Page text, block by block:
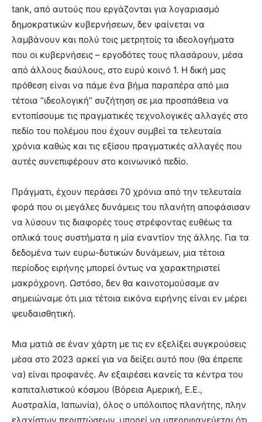
tank, από αυτούς που εργάζονται για λογαριασμό
δημοκρατικών κυβερνήσεων, δεν φαίνεται να
λαμβάνουν και πολύ τοις μετρητοίς τα ιδεολογήματα
που οι κυβερνήσεις – εργοδότες τους πλασάρουν, μέσα
από άλλους διαύλους, στο ευρύ κοινό 1. Η δική μας
πρόθεση είναι να πάμε ένα βήμα παραπέρα από μια
τέτοια “ιδεολογική” συζήτηση σε μια προσπάθεια να
εντοπίσουμε τις πραγματικές τεχνολογικές αλλαγές στο
πεδίο του πολέμου που έχουν συμβεί τα τελευταία
χρόνια καθώς και τις εξίσου πραγματικές αλλαγές που
αυτές συνεπιφέρουν στο κοινωνικό πεδίο.
Πράγματι, έχουν περάσει 70 χρόνια από την τελευταία
φορά που οι μεγάλες δυνάμεις του πλανήτη αποφάσισαν
να λύσουν τις διαφορές τους στρέφοντας ευθέως τα
οπλικά τους συστήματα η μία εναντίον της άλλης. Για τα
δεδομένα των ευρω-δυτικών δυνάμεων, μια τέτοια
περίοδος ειρήνης μπορεί όντως να χαρακτηριστεί
μακρόχρονη. Ωστόσο, δεν θα καινοτομούσαμε αν
σημειώναμε ότι μια τέτοια εικόνα ειρήνης είναι εν μέρει
ψευδαισθητική.
Μια ματιά σε έναν χάρτη με τις εν εξελίξει συγκρούσεις
μέσα στο 2023 αρκεί για να δείξει αυτό που (θα έπρεπε
να) είναι προφανές. Αν εξαιρέσει κανείς τα κέντρα του
καπιταλιστικού κόσμου (Βόρεια Αμερική, Ε.Ε.,
Αυστραλία, Ιαπωνία), όλος ο υπόλοιπος πλανήτης, πλην